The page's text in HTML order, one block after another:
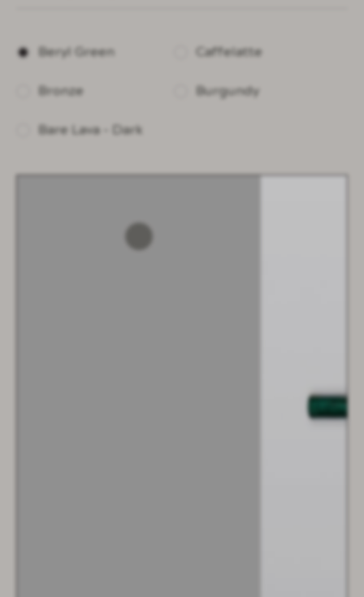
Beryl Green Caffelatte
Bronze Burgundy
Bare Lava - Dark